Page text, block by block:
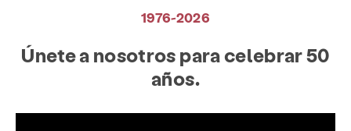
1976-2026
Únete a nosotros para celebrar 50
años.